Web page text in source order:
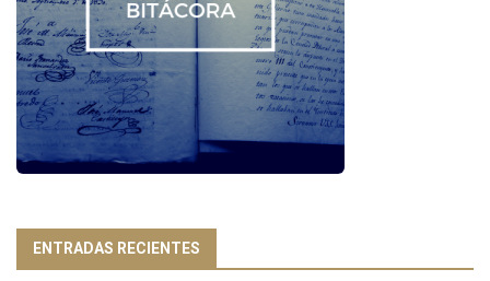
ENTRADAS RECIENTES